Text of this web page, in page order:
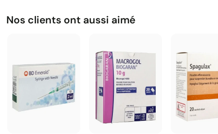
Nos clients ont aussi aimé